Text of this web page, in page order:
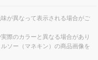
が異なって表示される場合がご
際のカラーと異なる場合があり
ソー（マネキン）の商品画像を